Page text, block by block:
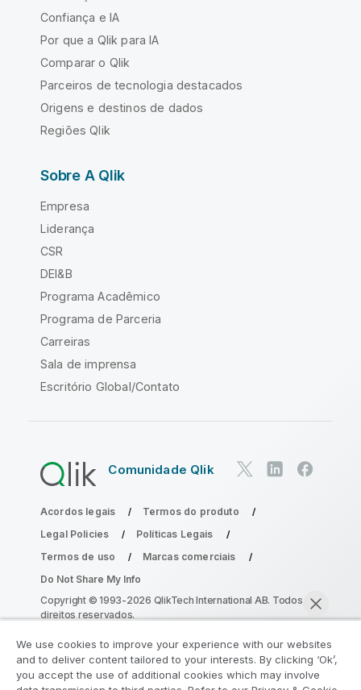
Confiança e IA
Por que a Qlik para IA
Comparar o Qlik
Parceiros de tecnologia destacados
Origens e destinos de dados
Regiões Qlik
Sobre A Qlik
Empresa
Liderança
CSR
DEI&B
Programa Acadêmico
Programa de Parceria
Carreiras
Sala de imprensa
Escritório Global/Contato
Comunidade Qlik
Acordos legais
Termos do produto
Legal Policies
Políticas Legais
Termos de uso
Marcas comerciais
Do Not Share My Info
Copyright © 1993-2026 QlikTech International AB. Todos os
direitos reservados.
Participe do Programa de Modernização
We use cookies to improve your experience with our websites
and to deliver content tailored to your interests. By clicking ‘Ok’,
you accept the use of additional cookies which may involve